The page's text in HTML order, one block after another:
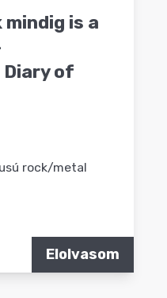
is a
of
rock/metal
Elolvasom